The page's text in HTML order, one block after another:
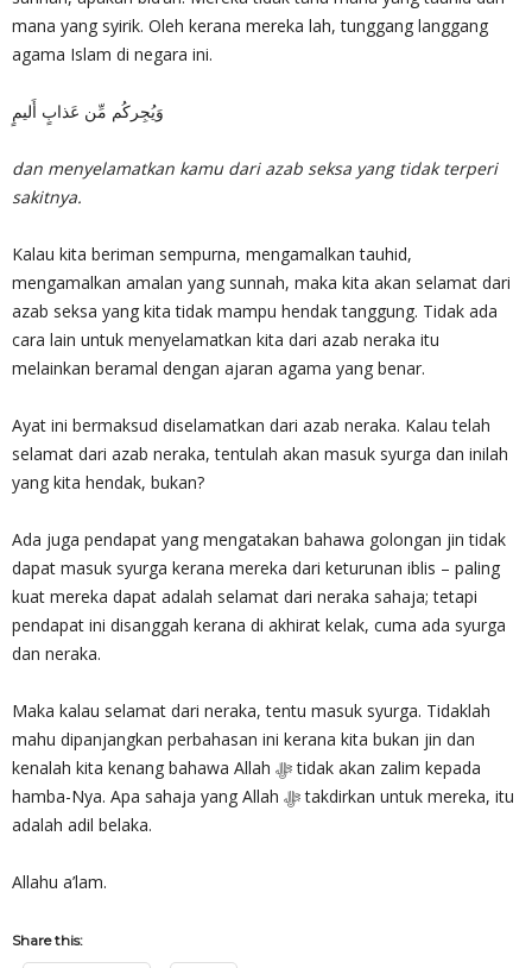
mana yang syirik. Oleh kerana mereka lah, tunggang langgang
agama Islam di negara ini.
وَيُجِركُم مِّن عَذابٍ أَليمٍ
dan menyelamatkan kamu dari azab seksa yang tidak terperi
sakitnya.
Kalau kita beriman sempurna, mengamalkan tauhid,
mengamalkan amalan yang sunnah, maka kita akan selamat dari
azab seksa yang kita tidak mampu hendak tanggung. Tidak ada
cara lain untuk menyelamatkan kita dari azab neraka itu
melainkan beramal dengan ajaran agama yang benar.
Ayat ini bermaksud diselamatkan dari azab neraka. Kalau telah
selamat dari azab neraka, tentulah akan masuk syurga dan inilah
yang kita hendak, bukan?
Ada juga pendapat yang mengatakan bahawa golongan jin tidak
dapat masuk syurga kerana mereka dari keturunan iblis – paling
kuat mereka dapat adalah selamat dari neraka sahaja; tetapi
pendapat ini disanggah kerana di akhirat kelak, cuma ada syurga
dan neraka.
Maka kalau selamat dari neraka, tentu masuk syurga. Tidaklah
mahu dipanjangkan perbahasan ini kerana kita bukan jin dan
kenalah kita kenang bahawa Allah ﷻ tidak akan zalim kepada
hamba-Nya. Apa sahaja yang Allah ﷻ takdirkan untuk mereka, itu
adalah adil belaka.
Allahu a’lam.
Share this: